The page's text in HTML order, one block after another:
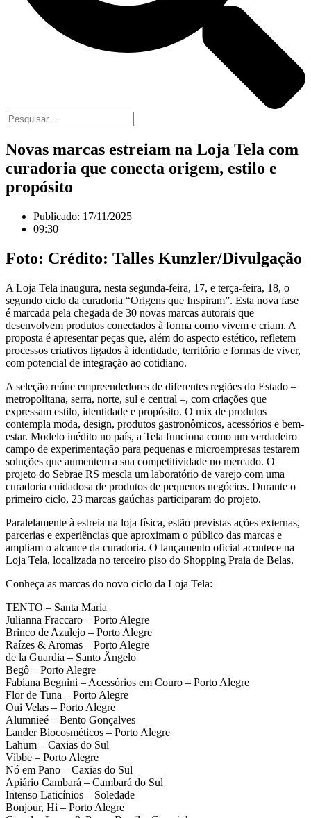
Novas marcas estreiam na Loja Tela com
curadoria que conecta origem, estilo e
propósito
Publicado: 17/11/2025
09:30
Foto: Crédito: Talles Kunzler/Divulgação
A Loja Tela inaugura, nesta segunda-feira, 17, e terça-feira, 18, o
segundo ciclo da curadoria “Origens que Inspiram”. Esta nova fase
é marcada pela chegada de 30 novas marcas autorais que
desenvolvem produtos conectados à forma como vivem e criam. A
proposta é apresentar peças que, além do aspecto estético, refletem
processos criativos ligados à identidade, território e formas de viver,
com potencial de integração ao cotidiano.
A seleção reúne empreendedores de diferentes regiões do Estado –
metropolitana, serra, norte, sul e central –, com criações que
expressam estilo, identidade e propósito. O mix de produtos
contempla moda, design, produtos gastronômicos, acessórios e bem-
estar. Modelo inédito no país, a Tela funciona como um verdadeiro
campo de experimentação para pequenas e microempresas testarem
soluções que aumentem a sua competitividade no mercado. O
projeto do Sebrae RS mescla um laboratório de varejo com uma
curadoria cuidadosa de produtos de pequenos negócios. Durante o
primeiro ciclo, 23 marcas gaúchas participaram do projeto.
Paralelamente à estreia na loja física, estão previstas ações externas,
parcerias e experiências que aproximam o público das marcas e
ampliam o alcance da curadoria. O lançamento oficial acontece na
Loja Tela, localizada no terceiro piso do Shopping Praia de Belas.
Conheça as marcas do novo ciclo da Loja Tela:
TENTO – Santa Maria
Julianna Fraccaro – Porto Alegre
Brinco de Azulejo – Porto Alegre
Raízes & Aromas – Porto Alegre
de la Guardia – Santo Ângelo
Begô – Porto Alegre
Fabiana Begnini – Acessórios em Couro – Porto Alegre
Flor de Tuna – Porto Alegre
Oui Velas – Porto Alegre
Alumnieé – Bento Gonçalves
Lander Biocosméticos – Porto Alegre
Lahum – Caxias do Sul
Vibbe – Porto Alegre
Nó em Pano – Caxias do Sul
Apiário Cambará – Cambará do Sul
Intenso Laticínios – Soledade
Bonjour, Hi – Porto Alegre